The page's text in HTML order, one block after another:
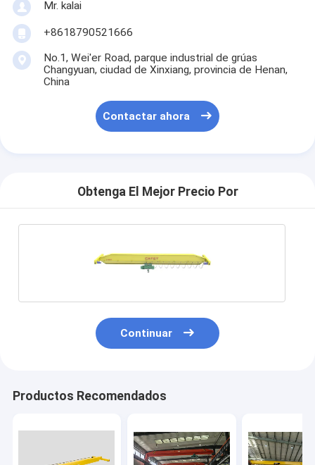
Mr. kalai
+8618790521666
No.1, Wei'er Road, parque industrial de grúas
Changyuan, ciudad de Xinxiang, provincia de Henan,
China
Contactar ahora
Obtenga El Mejor Precio Por
Continuar
Productos Recomendados